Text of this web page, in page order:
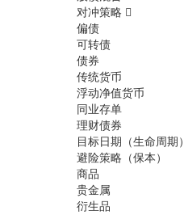
对冲策略
偏债
可转债
债券
传统货币
浮动净值货币
同业存单
理财债券
目标日期（生命周期）
避险策略（保本）
商品
贵金属
衍生品